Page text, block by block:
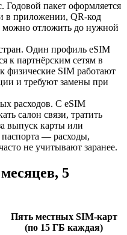
пакет оформляется
в приложении, QR-код
можно отложить до нужной
Один профиль eSIM
к партнёрским сетям в
физические SIM работают
и требуют замены при
расходов. С eSIM
салон связи, тратить
выпуск карты или
— расходы,
не учитывают заранее.
5
Пять местных SIM-карт
(по 15 ГБ каждая)